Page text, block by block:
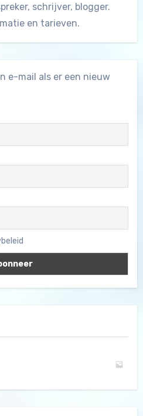
schrijver, blogger.
en tarieven.
e-mail als er een nieuw